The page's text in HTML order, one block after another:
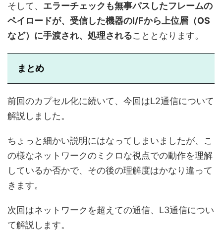
そして、 エラーチェックも無事パスしたフレームの
ペイロードが、受信した機器のI/Fから上位層（OS
など）に手渡され、処理されることとなります。
まとめ
前回のカプセル化に続いて、今回はL2通信について
解説しました。
ちょっと細かい説明にはなってしまいましたが、こ
の様なネットワークのミクロな視点での動作を理解
しているか否かで、その後の理解度はかなり違って
きます。
次回はネットワークを超えての通信、L3通信につい
て解説します。